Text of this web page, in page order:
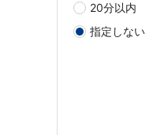
20分以内
指定しない